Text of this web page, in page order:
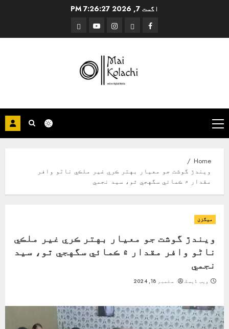
اگست 7, 2026 7:26:27 PM
Facebook
Instagram
YouTube
Threads
Primary
Menu
Home
ويندڙ گوشت جو معيار بهتر ڪري غير ملڪي ناڻو وافر
مقدار ۾ ڪمائي سگهجي ٿو، سيد نجمي
ميگزن
ويندڙ گوشت جو معيار بهتر ڪري غير ملڪي
ناڻو وافر مقدار ۾ ڪمائي سگهجي ٿو، سيد
نجمي
ویب ڈیسک ستمبر 18, 2024